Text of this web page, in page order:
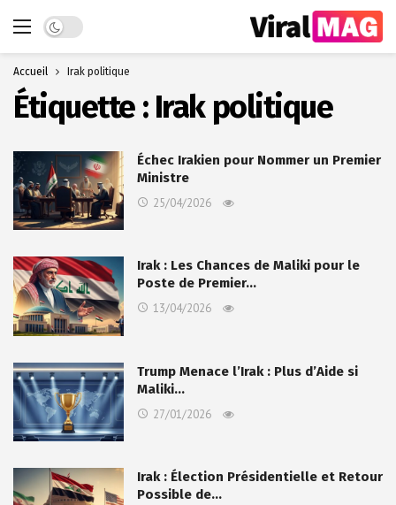
Dark mode
Accueil Irak politique
Étiquette : Irak politique
Échec Irakien pour Nommer un Premier
Ministre
25/04/2026
Irak : Les Chances de Maliki pour le
Poste de Premier…
13/04/2026
Trump Menace l’Irak : Plus d’Aide si
Maliki…
27/01/2026
Irak : Élection Présidentielle et Retour
Possible de…